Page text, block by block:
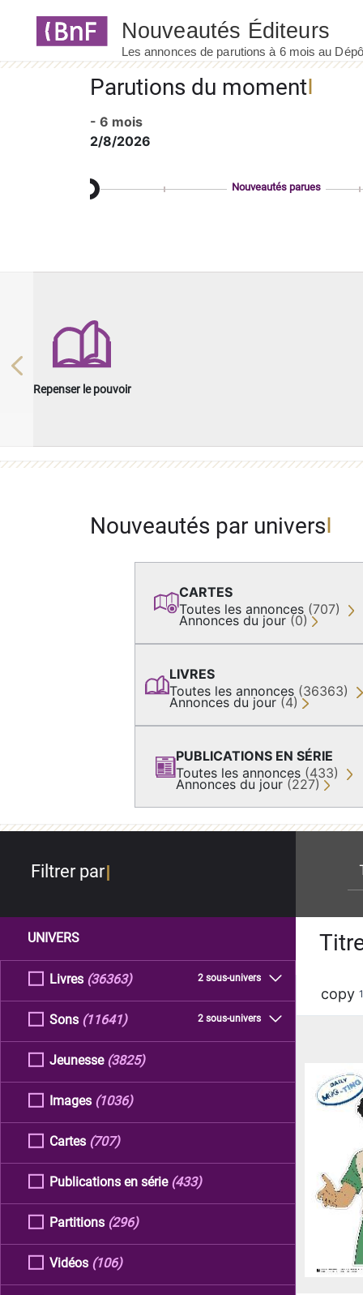
Parutions du moment
- 6 mois
2/8/2026
Nouveautés parues
Repenser le pouvoir
Previous
Nouveautés par univers
CARTES
Toutes les annonces (707)
Annonces du jour (0)
LIVRES
Toutes les annonces (36363)
Annonces du jour (4)
PUBLICATIONS EN SÉRIE
Toutes les annonces (433)
Annonces du jour (227)
Filtrer par
UNIVERS
Livres 2 sous-univers
(36363)
Sons 2 sous-univers
(11641)
Jeunesse (3825)
Images (1036)
Cartes (707)
Publications en série (433)
Partitions (296)
Vidéos (106)
copy